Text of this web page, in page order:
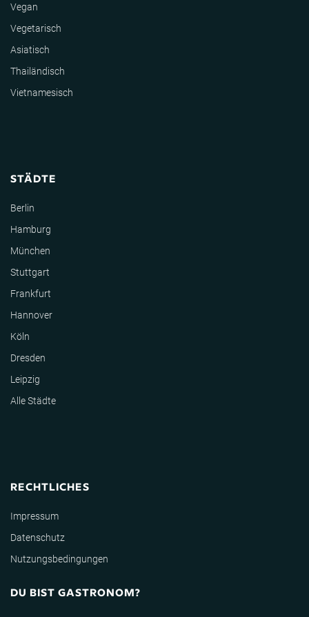
Vegan
Vegetarisch
Asiatisch
Thailändisch
Vietnamesisch
STÄDTE
Berlin
Hamburg
München
Stuttgart
Frankfurt
Hannover
Köln
Dresden
Leipzig
Alle Städte
RECHTLICHES
Impressum
Datenschutz
Nutzungsbedingungen
DU BIST GASTRONOM?